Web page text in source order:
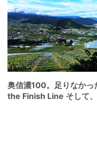
奥信濃100。足りなか
the Finish Line そして